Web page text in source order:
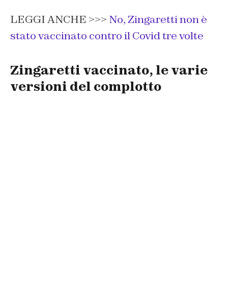
LEGGI ANCHE >>> No, Zingaretti non è
stato vaccinato contro il Covid tre volte
Zingaretti vaccinato, le varie
versioni del complotto